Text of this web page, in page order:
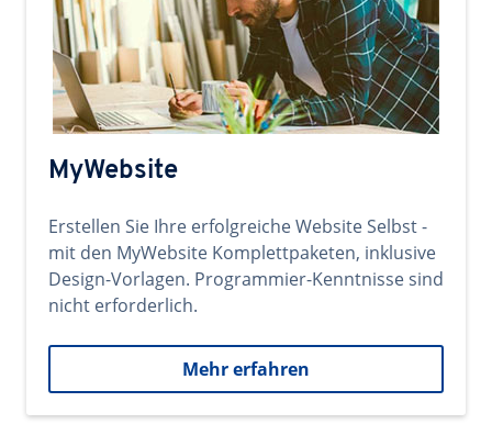
MyWebsite
Erstellen Sie Ihre erfolgreiche Website Selbst -
mit den MyWebsite Komplettpaketen, inklusive
Design-Vorlagen. Programmier-Kenntnisse sind
nicht erforderlich.
Mehr erfahren